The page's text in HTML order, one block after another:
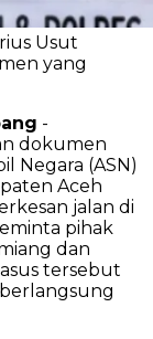
Usut
yang
-
dokumen
Negara (ASN)
Aceh
jalan di
pihak
dan
tersebut